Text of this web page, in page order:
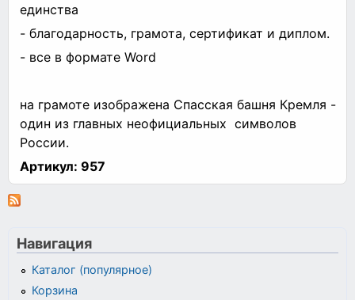
единства
- благодарность, грамота, сертификат и диплом.
- все в формате Word
на грамоте изображена Спасская башня Кремля -
один из главных неофициальных символов
России.
Артикул: 957
Навигация
Каталог (популярное)
Корзина